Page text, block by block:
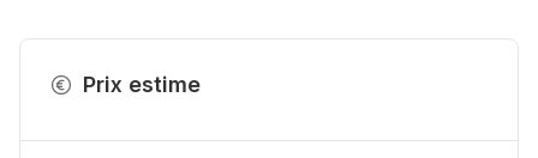
Prix estime